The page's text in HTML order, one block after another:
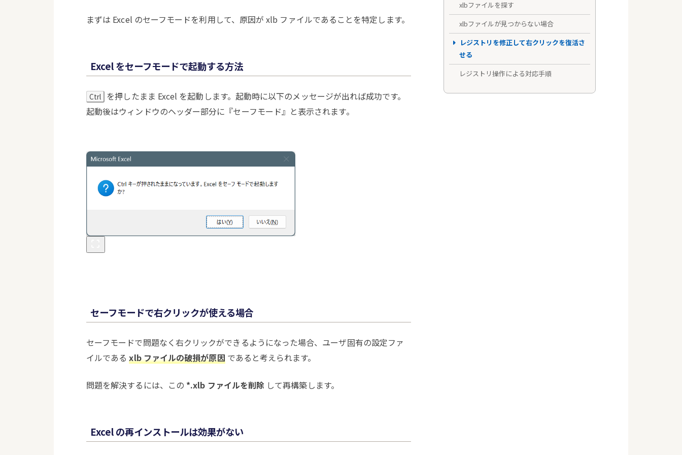
まずは Excel のセーフモードを利用して、原因が xlb ファイルであることを特定します。
Excel をセーフモードで起動する方法
Ctrl
を押したまま Excel を起動します。起動時に以下のメッセージが出れば成功です。
起動後はウィンドウのヘッダー部分に『セーフモード』と表示されます。
セーフモードで右クリックが使える場合
セーフモードで問題なく右クリックができるようになった場合、ユーザ固有の設定ファ
イルであるxlb ファイルの破損が原因であると考えられます。
問題を解決するには、この *.xlb ファイルを削除 して再構築します。
Excel の再インストールは効果がない
xlbファイルを探す
xlbファイルが見つからない場合
レジストリを修正して右クリックを復活さ
せる
レジストリ操作による対応手順